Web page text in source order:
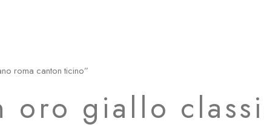
roma canton ticino”
oro giallo